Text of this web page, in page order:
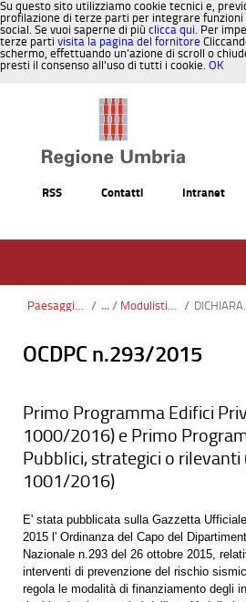
Su questo sito utilizziamo cookie tecnici e,
profilazione di terze parti per integrare
social. Se vuoi saperne di più clicca qui. Per
terze parti visita la pagina del fornitore
schermo, effettuando un’azione di scroll o
presti il consenso all’uso di tutti i cookie. OK
RSS Contatti Intranet
Paesaggio, Territorio, Urbanistica / Modulistica presentazione progetti_pdf /
OCDPC n.293/2015
Primo Programma Edifici
1000/2016) e Primo
Pubblici, strategici o rilevanti
1001/2016)
E' stata pubblicata sulla Gazzetta
2015 l' Ordinanza del Capo del
Nazionale n.293 del 26 ottobre 2015,
interventi di prevenzione del rischio
regola le modalità di finanziamento degli